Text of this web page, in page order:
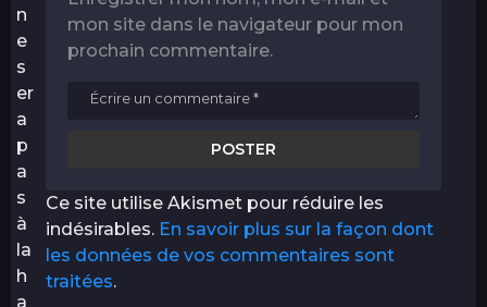
n
e
s
er
a
p
a
s
à
la
h
a
mon site dans le navigateur pour mon
prochain commentaire.
Ce site utilise Akismet pour réduire les
indésirables. En savoir plus sur la façon dont
les données de vos commentaires sont
traitées.